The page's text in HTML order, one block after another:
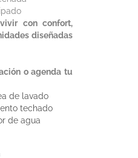
interna
con confort,
diseñadas
o agenda tu
de lavado
techado
de agua